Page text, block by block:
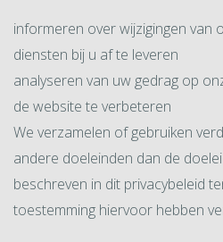
informeren over wijzigingen van
diensten bij u af te leveren
analyseren van uw gedrag op
de website te verbeteren
We verzamelen of gebruiken
andere doeleinden dan de
beschreven in dit privacybeleid
toestemming hiervoor hebben